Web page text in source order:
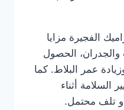
الفجيرة مزايا
والجدران، الحصول
عمر البلاط. كما
السلامة أثناء
تلف محتمل.